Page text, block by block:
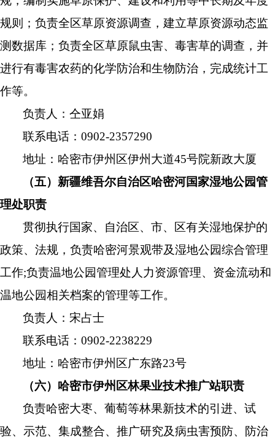
规则；负责全区草原资源调查，建立草原资源动态监
测数据库；负责全区草原鼠虫害、毒害草的调查，并
进行有毒害农药的化学防治和生物防治，完成统计工
作等。
负责人：仝亚娟
联系电话：0902-2357290
地址：哈密市伊州区伊州大道45号院新政大厦
（五）新疆维吾尔自治区哈密河国家湿地公园管
理处职责
贯彻执行国家、自治区、市、区有关湿地保护的
政策、法规，负责哈密河景观带及湿地公园综合管理
工作;负责温地公园管理处人力资源管理、资金流动和
温地公园相关档案的管理等工作。
负责人：宋占士
联系电话：0902-2238229
地址：哈密市伊州区广东路23号
（六）哈密市伊州区林果业技术推广站职责
负责哈密大枣、葡萄等林果新技术的引进、试
验、示范、集成整合、推广研究及病虫害预防、防治